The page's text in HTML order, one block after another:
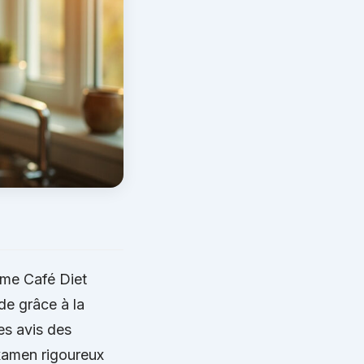
Café Diet
grâce à la
avis des
rigoureux